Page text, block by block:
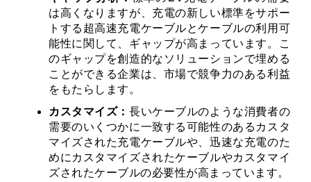
は高くなりますが、充電の新しい標準をサポー
トする超高速充電ケーブルとケーブルの利用可
能性に関して、ギャップが高まっています。こ
のギャップを創造的なソリューションで埋める
ことができる企業は、市場で競争力のある利益
をもたらします。
カスタマイズ：長いケーブルのような消費者の
需要のいくつかに一致する可能性のあるカスタ
マイズされた充電ケーブルや、迅速な充電のた
めにカスタマイズされたケーブルやカスタマイ
ズされたケーブルの必要性が高まっています。